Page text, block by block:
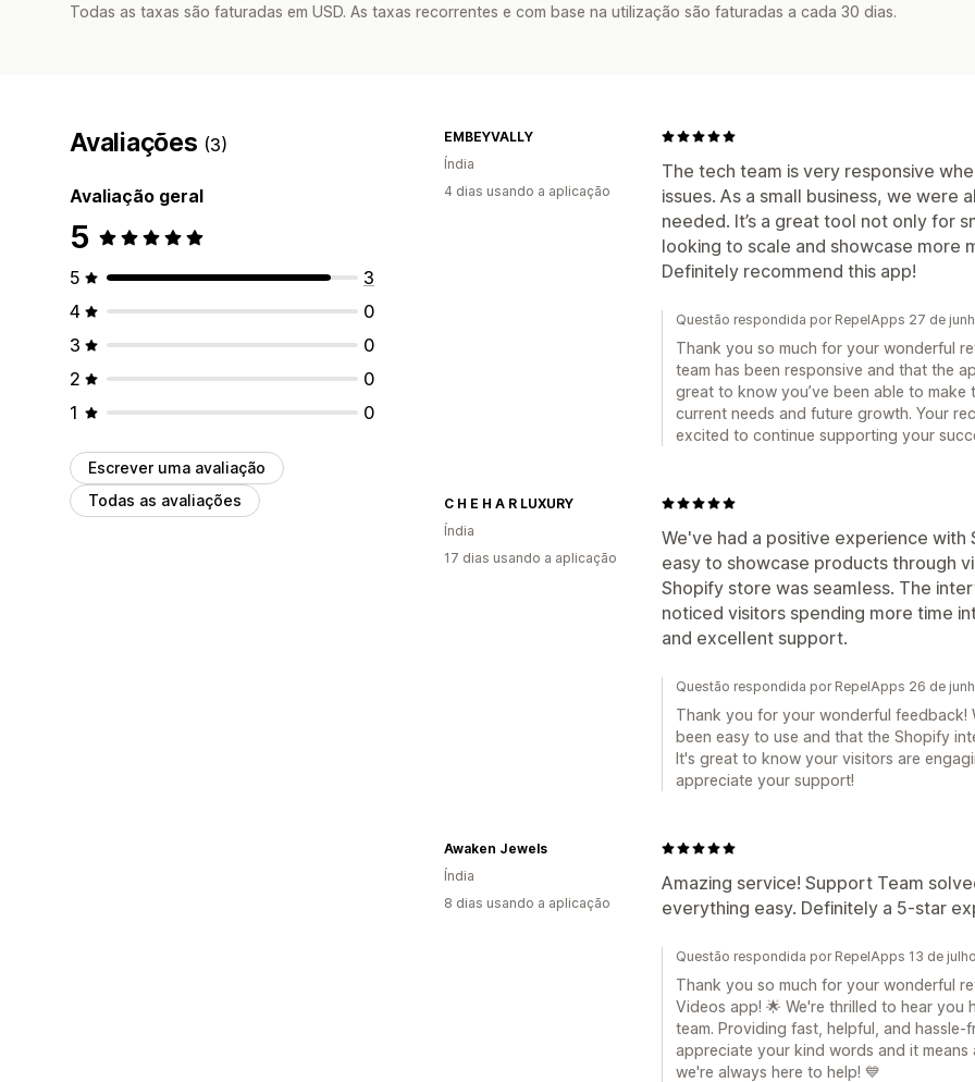
Todas as taxas são faturadas em USD. As taxas recorrentes e com base na utilização são faturadas a cada 30 dias.
Avaliações (3)
Avaliação geral
5
5
3
4
0
3
0
2
0
1
0
Escrever uma avaliação
Todas as avaliações
The tech team is very responsive
issues. As a small business, we were
needed. It’s a great tool not only for
looking to scale and showcase more
Definitely recommend this app!
EMBEYVALLY
Índia
4 dias usando a aplicação
Questão respondida por RepelApps 27 de
Thank you so much for your wonderful
team has been responsive and that the
great to know you’ve been able to
current needs and future growth. Your
excited to continue supporting your
We've had a positive experience with
easy to showcase products through
Shopify store was seamless. The
noticed visitors spending more time
and excellent support.
C H E H A R LUXURY
Índia
17 dias usando a aplicação
Questão respondida por RepelApps 26 de
Thank you for your wonderful feedback!
been easy to use and that the Shopify
It's great to know your visitors are
appreciate your support!
Amazing service! Support Team
everything easy. Definitely a 5-star
Awaken Jewels
Índia
8 dias usando a aplicação
Questão respondida por RepelApps 13 de
Thank you so much for your wonderful
Videos app! 🌟 We're thrilled to hear
team. Providing fast, helpful, and hassle-
appreciate your kind words and it means
we're always here to help! 💙